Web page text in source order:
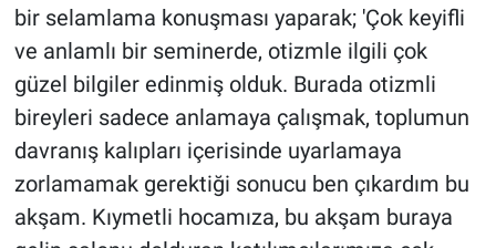
bir selamlama konuşması yaparak; 'Çok keyifli
ve anlamlı bir seminerde, otizmle ilgili çok
güzel bilgiler edinmiş olduk. Burada otizmli
bireyleri sadece anlamaya çalışmak, toplumun
davranış kalıpları içerisinde uyarlamaya
zorlamamak gerektiği sonucu ben çıkardım bu
akşam. Kıymetli hocamıza, bu akşam buraya